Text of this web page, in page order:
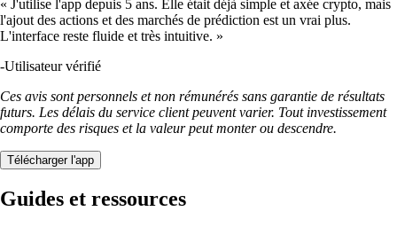
« J'utilise l'app depuis 5 ans. Elle était déjà simple et axée crypto, mais
l'ajout des actions et des marchés de prédiction est un vrai plus.
L'interface reste fluide et très intuitive. »
-Utilisateur vérifié
Ces avis sont personnels et non rémunérés sans garantie de résultats
futurs. Les délais du service client peuvent varier. Tout investissement
comporte des risques et la valeur peut monter ou descendre.
Télécharger l'app
Guides et ressources